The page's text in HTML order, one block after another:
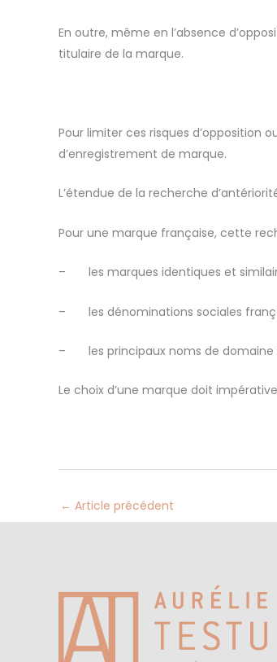
En outre, même en l’absence
titulaire de la marque.
Pour limiter ces risques d’opposition
d’enregistrement de marque.
L’étendue de la recherche
Pour une marque française, cette
– les marques identiques et
– les dénominations sociales
– les principaux noms de
Le choix d’une marque doit
← Article précédent